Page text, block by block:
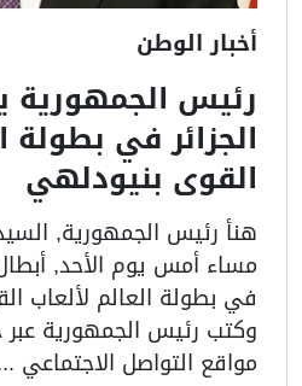
أخبار الوطن
رئيس الجمهورية
الجزائر في بطولة
القوى بنيودلهي
هنأ رئيس الجمهورية,
مساء أمس يوم الأحد, أبطال
في بطولة العالم لألعاب
وكتب رئيس الجمهورية
مواقع التواصل الاجتماعي